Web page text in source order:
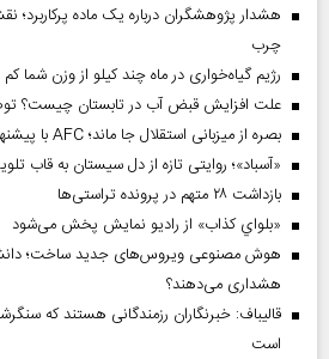
هشدار پژوهشگران درباره یک ماده پرکاربرد؛
چرب
رژیم گیاه‌خواری در ماه چند کیلو از وزن شما
علت افزایش قبض آب در تابستان چیست؟
بصره از میزبانی استقلال جا ماند؛ AFC با پیشنهاد آبی‌ها مخالفت کرد
«آسباد»؛ روایتی تازه از دل سیستان به قاب
بازداشت ۲۸ متهم در پرونده تراستی‌ها
«بلواي کذاب» از رادیو نمایش پخش می‌شود
هوش مصنوعی ویروس‌های جدید ساخت؛
هشداری می‌دهند؟
قالیباف: خبرنگاران رزمندگانی هستند که
است